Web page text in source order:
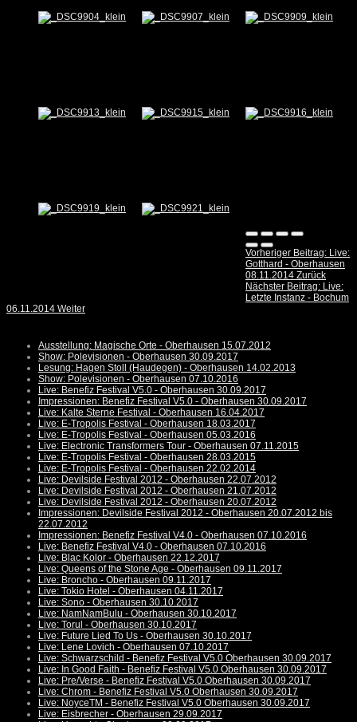
Vorheriger Beitrag: Live:
Gotthard - Oberhausen
08.11.2014 Zurück
Nächster Beitrag: Live:
Letzte Instanz - Bochum
06.11.2014 Weiter
Ausstellung: Magische Orte - Oberhausen 15.07.2012
Show: Polevisionen - Oberhausen 30.09.2017
Lesung: Hagen Stoll (Haudegen) - Oberhausen 14.02.2013
Show: Polevisionen - Oberhausen 07.10.2016
Live: Benefiz Festival V5.0 - Oberhausen 30.09.2017
Impressionen: Benefiz Festival V5.0 - Oberhausen 30.09.2017
Live: Kalte Sterne Festival - Oberhausen 16.04.2017
Live: E-Tropolis Festival - Oberhausen 18.03.2017
Live: E-Tropolis Festival - Oberhausen 05.03.2016
Live: Electronic Transformers Tour - Oberhausen 07.11.2015
Live: E-Tropolis Festival - Oberhausen 28.03.2015
Live: E-Tropolis Festival - Oberhausen 22.02.2014
Live: Devilside Festival 2012 - Oberhausen 22.07.2012
Live: Devilside Festival 2012 - Oberhausen 21.07.2012
Live: Devilside Festival 2012 - Oberhausen 20.07.2012
Impressionen: Devilside Festival 2012 - Oberhausen 20.07.2012 bis
22.07.2012
Impressionen: Benefiz Festival V4.0 - Oberhausen 07.10.2016
Live: Benefiz Festival V4.0 - Oberhausen 07.10.2016
Live: Blac Kolor - Oberhausen 22.12.2017
Live: Queens of the Stone Age - Oberhausen 09.11.2017
Live: Broncho - Oberhausen 09.11.2017
Live: Tokio Hotel - Oberhausen 04.11.2017
Live: Sono - Oberhausen 30.10.2017
Live: NamNamBulu - Oberhausen 30.10.2017
Live: Torul - Oberhausen 30.10.2017
Live: Future Lied To Us - Oberhausen 30.10.2017
Live: Lene Lovich - Oberhausen 07.10.2017
Live: Schwarzschild - Benefiz Festival V5.0 Oberhausen 30.09.2017
Live: In Good Faith - Benefiz Festival V5.0 Oberhausen 30.09.2017
Live: Pre/Verse - Benefiz Festival V5.0 Oberhausen 30.09.2017
Live: Chrom - Benefiz Festival V5.0 Oberhausen 30.09.2017
Live: NoyceTM - Benefiz Festival V5.0 Oberhausen 30.09.2017
Live: Eisbrecher - Oberhausen 29.09.2017